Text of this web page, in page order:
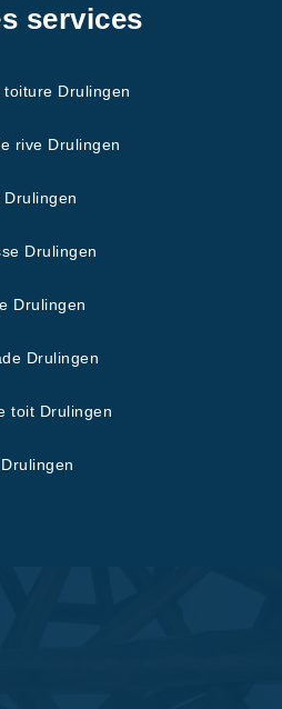
services
Drulingen
rive Drulingen
Drulingen
Drulingen
Drulingen
toit Drulingen